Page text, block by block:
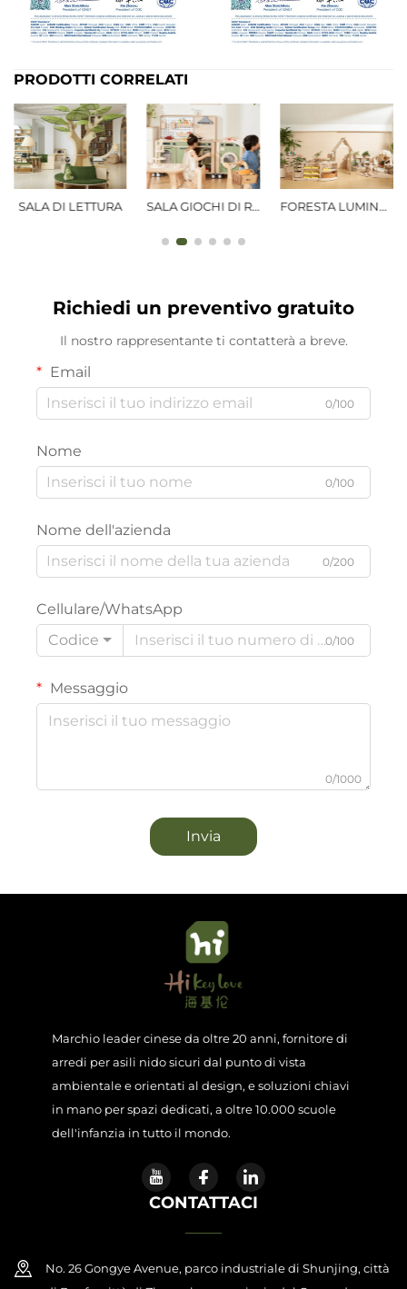
PRODOTTI CORRELATI
SALA GIOCHI DI RUOLO PUBBLICO
Richiedi un preventivo gratuito
Il nostro rappresentante ti contatterà a breve.
Email
0/100
Nome
0/100
Nome dell'azienda
0/200
Cellulare/WhatsApp
Codice
0/100
Messaggio
0/1000
Invia
Marchio leader cinese da oltre 20 anni, fornitore di
arredi per asili nido sicuri dal punto di vista
ambientale e orientati al design, e soluzioni chiavi
in mano per spazi dedicati, a oltre 10.000 scuole
dell'infanzia in tutto il mondo.
CONTATTACI
No. 26 Gongye Avenue, parco industriale di Shunjing, città